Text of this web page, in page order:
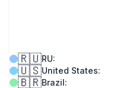
🇷🇺RU:
🇺🇸United States:
🇧🇷Brazil: